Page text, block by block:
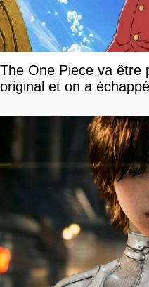
The One Piece va être
original et on a